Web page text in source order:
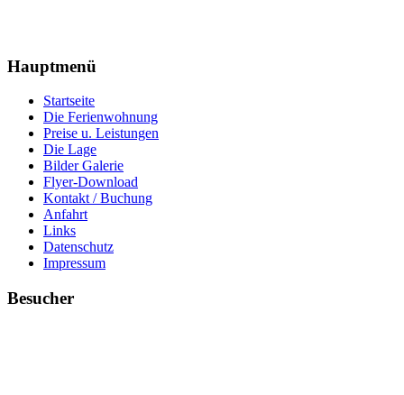
Hauptmenü
Startseite
Die Ferienwohnung
Preise u. Leistungen
Die Lage
Bilder Galerie
Flyer-Download
Kontakt / Buchung
Anfahrt
Links
Datenschutz
Impressum
Besucher